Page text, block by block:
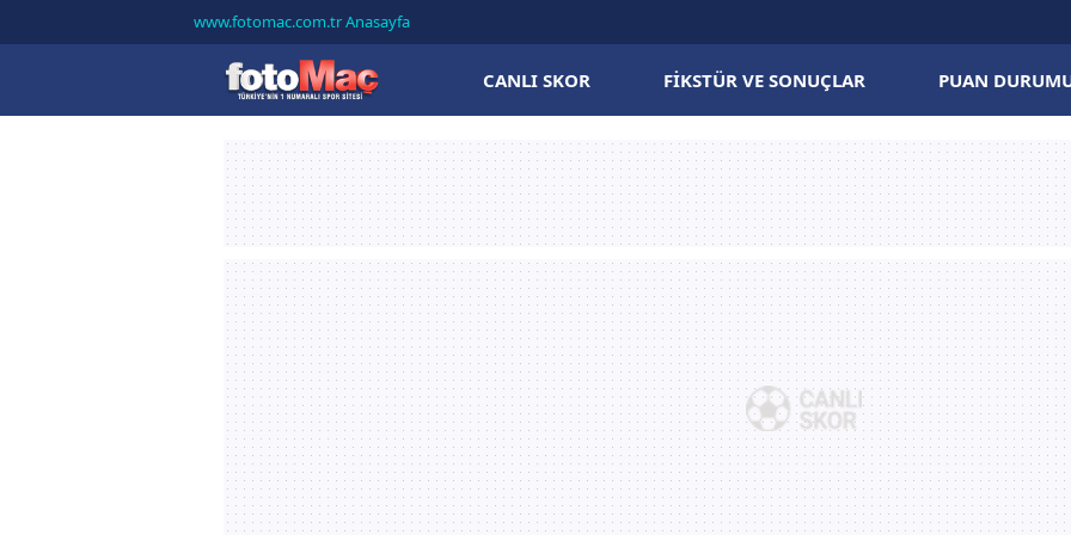
www.fotomac.com.tr Anasayfa
CANLI SKOR FIKSTÜR VE SONUÇLAR PUAN